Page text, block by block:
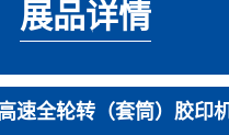
展品详情
速全轮转（套筒）胶印